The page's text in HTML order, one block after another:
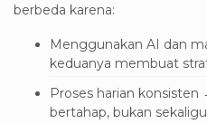
berbeda karena:
Menggunakan AI dan
keduanya membuat
Proses harian
bertahap, bukan